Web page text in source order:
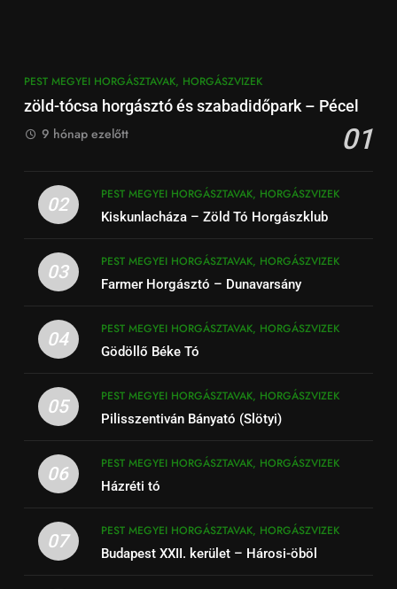
PEST MEGYEI HORGÁSZTAVAK, HORGÁSZVIZEK
zöld-tócsa horgásztó és szabadidőpark – Pécel
01
9 hónap ezelőtt
02
PEST MEGYEI HORGÁSZTAVAK, HORGÁSZVIZEK
Kiskunlacháza – Zöld Tó Horgászklub
03
PEST MEGYEI HORGÁSZTAVAK, HORGÁSZVIZEK
Farmer Horgásztó – Dunavarsány
04
PEST MEGYEI HORGÁSZTAVAK, HORGÁSZVIZEK
Gödöllő Béke Tó
05
PEST MEGYEI HORGÁSZTAVAK, HORGÁSZVIZEK
Pilisszentiván Bányató (Slötyi)
06
PEST MEGYEI HORGÁSZTAVAK, HORGÁSZVIZEK
Házréti tó
07
PEST MEGYEI HORGÁSZTAVAK, HORGÁSZVIZEK
Budapest XXII. kerület – Hárosi-öböl